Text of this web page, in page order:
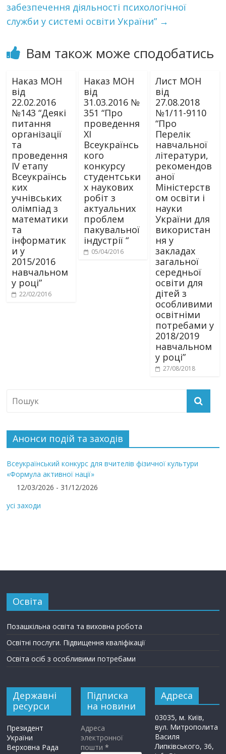
забезпечення діяльності психологічної
служби у системі освіти України” →
Вам також може сподобатись
Наказ МОН
від
22.02.2016
№143 “Деякі
питання
організації
та
проведення
IV етапу
Всеукраїнсь
ких
учнівських
олімпіад з
математики
та
інформатик
и у
2015/2016
навчальном
у році”
22/02/2016
Наказ МОН
від
31.03.2016 №
351 “Про
проведення
ХІ
Всеукраїнсь
кого
конкурсу
студентськи
х наукових
робіт з
актуальних
проблем
пакувальної
індустрії “
05/04/2016
Лист МОН
від
27.08.2018
№1/11-9110
“Про
Перелік
навчальної
літератури,
рекомендов
аної
Міністерств
ом освіти і
науки
України для
використан
ня у
закладах
загальної
середньої
освіти для
дітей з
особливими
освітніми
потребами у
2018/2019
навчальном
у році”
27/08/2018
Анонси подій та заходів
Всеукраїнський конкурс для вчителів фізичної культури
«Формула активної нації»
12/03/2026 - 31/12/2026
усі заходи
Освіта
Позашкільна освіта та виховна робота
Освітні послуги. Підвищення кваліфікації
Освіта осіб з особливими потребами
Державні
ресурси
Президент
України
Верховна Рада
Підписка
на новини
Адреса
электронної
пошти*
Адреса
03035, м. Київ,
вул. Митрополита
Василя
Липківського, 36,